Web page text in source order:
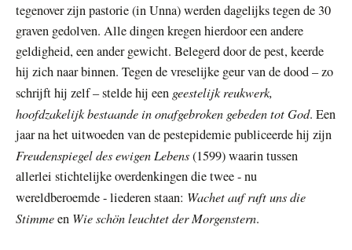
tegenover zijn pastorie (in Unna) werden dagelijks tegen de 30
graven gedolven. Alle dingen kregen hierdoor een andere
geldigheid, een ander gewicht. Belegerd door de pest, keerde
hij zich naar binnen. Tegen de vreselijke geur van de dood – zo
schrijft hij zelf – stelde hij een geestelijk reukwerk,
hoofdzakelijk bestaande in onafgebroken gebeden tot God. Een
jaar na het uitwoeden van de pestepidemie publiceerde hij zijn
Freudenspiegel des ewigen Lebens(1599) waarin tussen
allerlei stichtelijke overdenkingen die twee - nu
wereldberoemde - liederen staan: Wachet auf ruft uns die
Stimmeen Wie schön leuchtet der Morgenstern.